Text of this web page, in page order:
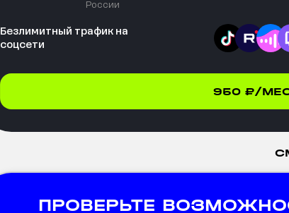
России
Безлимитный трафик на
соцсети
950 ₽/
ПРОВЕРЬТЕ